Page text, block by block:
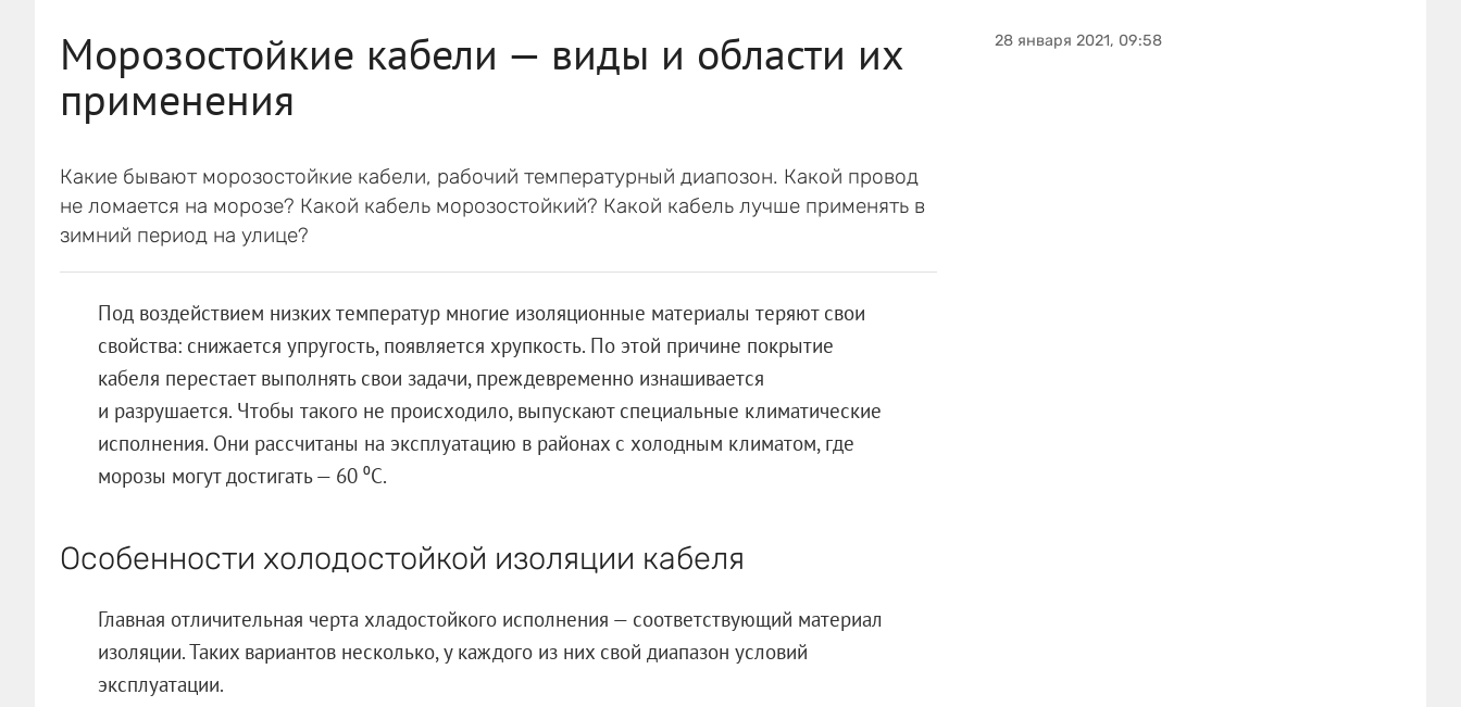
Морозостойкие кабели — виды и области их
применения
Какие бывают морозостойкие кабели, рабочий температурный диапозон. Какой провод
не ломается на морозе? Какой кабель морозостойкий? Какой кабель лучше применять в
зимний период на улице?
Под воздействием низких температур многие изоляционные материалы теряют свои
свойства: снижается упругость, появляется хрупкость. По этой причине покрытие
кабеля перестает выполнять свои задачи, преждевременно изнашивается
и разрушается. Чтобы такого не происходило, выпускают специальные климатические
исполнения. Они рассчитаны на эксплуатацию в районах с холодным климатом, где
морозы могут достигать — 60 ⁰С.
Особенности холодостойкой изоляции кабеля
Главная отличительная черта хладостойкого исполнения — соответствующий материал
изоляции. Таких вариантов несколько, у каждого из них свой диапазон условий
эксплуатации.
28 января 2021, 09:58